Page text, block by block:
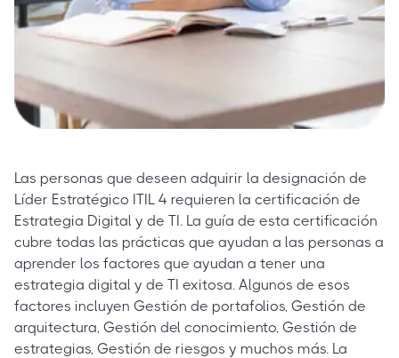
Las personas que deseen adquirir la designación de
Líder Estratégico ITIL 4 requieren la certificación de
Estrategia Digital y de TI. La guía de esta certificación
cubre todas las prácticas que ayudan a las personas a
aprender los factores que ayudan a tener una
estrategia digital y de TI exitosa. Algunos de esos
factores incluyen Gestión de portafolios, Gestión de
arquitectura, Gestión del conocimiento, Gestión de
estrategias, Gestión de riesgos y muchos más. La